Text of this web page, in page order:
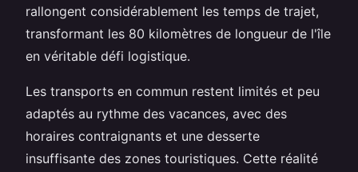
rallongent considérablement les temps de trajet,
transformant les 80 kilomètres de longueur de l'île
en véritable défi logistique.
Les transports en commun restent limités et peu
adaptés au rythme des vacances, avec des
horaires contraignants et une desserte
insuffisante des zones touristiques. Cette réalité